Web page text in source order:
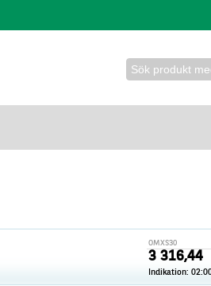
OMXS30
3 316,44
Indikation: